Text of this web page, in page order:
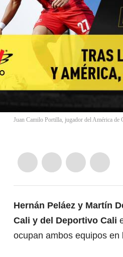
Juan Camilo Portilla, jugador del América de
Hernán Peláez y Martín
Cali y del Deportivo Cali
ocupan ambos equipos en